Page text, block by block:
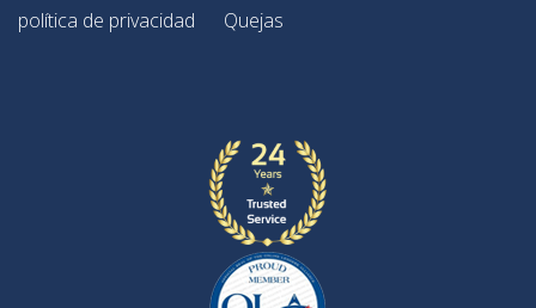
política de privacidad
Quejas